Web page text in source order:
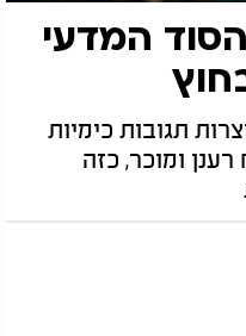
המדעי
תגובות כימיות
ומוכר, כזה